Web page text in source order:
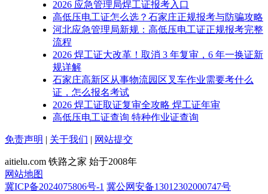
2026 应急管理局焊工证报考入口
高低压电工证怎么选？石家庄正规报考与防骗攻略
河北应急管理局新规：高低压电工证正规报考完整
流程
2026 焊工证大改革！取消 3 年复审，6 年一换证新
规详解
石家庄高新区从事物流园区叉车作业需要考什么
证，怎么报名考试
2026 焊工证取证复审全攻略 焊工证年审
高低压电工证查询 特种作业证查询
免责声明 | 关于我们 | 网站提交
aitielu.com 铁路之家 始于2008年
网站地图
冀ICP备2024075806号-1 冀公网安备13012302000747号